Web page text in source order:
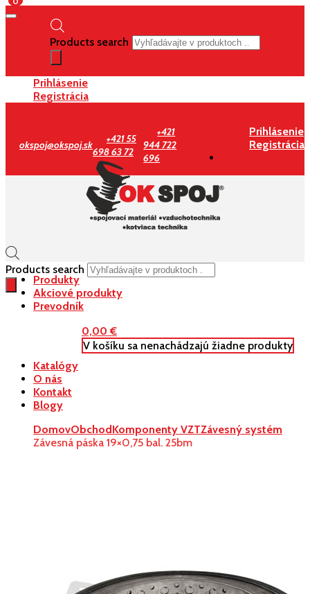
Products search
Prihlásenie
Registrácia
okspoj@okspoj.sk
+421 55
698 63 72
+421
944 722
696
Prihlásenie
Registrácia
Products search
0,00€
V košíku sa nenachádzajú žiadne produkty
Produkty
Akciové produkty
Prevodník
Katalógy
O nás
Kontakt
Blogy
DomovObchodKomponenty VZTZávesný systém
Závesná páska 19×0,75 bal. 25bm